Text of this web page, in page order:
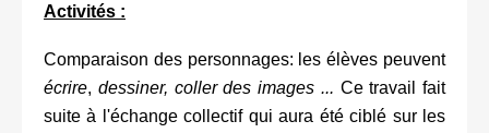
Activités :
Comparaison des personnages: les élèves peuvent
écrire, dessiner, coller des images ... Ce travail fait
suite à l'échange collectif qui aura été ciblé sur les